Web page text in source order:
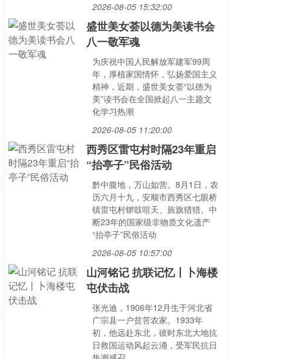
2026-08-05 15:32:00
盛世美女荟以德为美读书会
八一敬军魂
为庆祝中国人民解放军建军99周
年，厚植家国情怀，弘扬爱国主义
精神，近期，盛世美女荟“以德为
美”读书会在全国掀起八一主题文
化学习热潮
2026-08-05 11:20:00
西秀区雷屯村时隔23年重启
“抬亭子”民俗活动
黔中腹地，万山如营。8月1日，农
历六月十九，安顺市西秀区七眼桥
镇雷屯村锣鼓喧天、旌旗猎猎。中
断23年的国家级非物质文化遗产
“抬亭子”民俗活动
2026-08-05 10:57:00
山河铭记 抗联记忆丨卜海楼
屯伏击战
张光迪，1906年12月生于河北省
广宗县一户贫苦农家。1933年
初，他远赴东北，彼时东北大地抗
日救国运动风起云涌，受军民抗日